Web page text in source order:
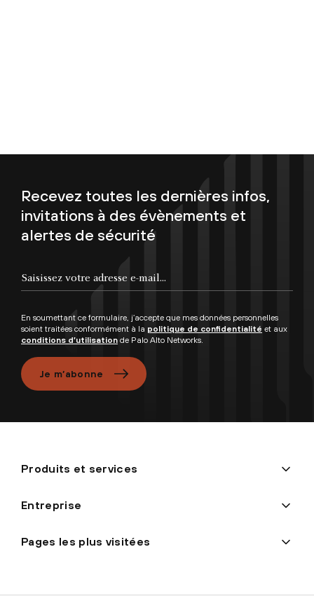
Recevez toutes les dernières infos,
invitations à des évènements et
alertes de sécurité
En soumettant ce formulaire, j’accepte que mes données personnelles
soient traitées conformément à la politique de confidentialité et aux
conditions d’utilisation de Palo Alto Networks.
Je m’abonne
Produits et services
Entreprise
Pages les plus visitées